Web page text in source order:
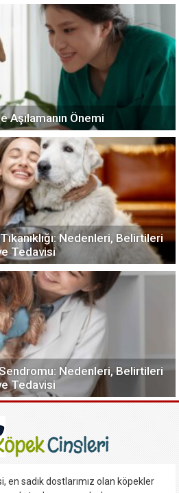
Aşılamanın Önemi
Nedenleri, Belirtileri
Tedavisi
Nedenleri, Belirtileri
Tedavisi
en sadık dostlarımız olan köpekler